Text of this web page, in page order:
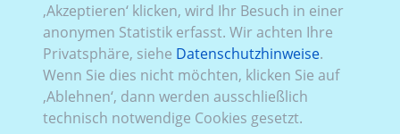
‚Akzeptieren‘ klicken, wird Ihr Besuch in einer
anonymen Statistik erfasst. Wir achten Ihre
Privatsphäre, siehe Datenschutzhinweise.
Wenn Sie dies nicht möchten, klicken Sie auf
‚Ablehnen‘, dann werden ausschließlich
technisch notwendige Cookies gesetzt.